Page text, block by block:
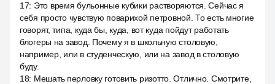
17: Это время бульонные кубики растворяются. Сейчас я
себя просто чувствую поварихой петровной. То есть многие
говорят, типа, куда бы, куда, вот куда пойдут работать
блогеры на завод. Почему я в школьную столовую,
например, или в студенческую, или на завод в столовую
буду.
18: Мешать перловку готовить ризотто. Отлично. Смотрите,